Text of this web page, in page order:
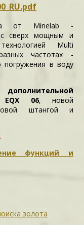
от Minelab -
с сверх мощным и
Multi
частотах -
в воду
дополнительной
EQX 06, новой
штангой и
функций и
золота